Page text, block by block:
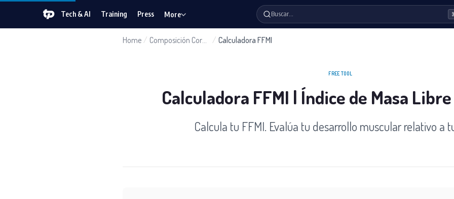
Tech & AI Training Press More Buscar…
Home / Composición Corporal / Calculadora FFMI
FREE TOOL
Calculadora FFMI | Índice de Masa
Calcula tu FFMI. Evalúa tu desarrollo muscular relativo a